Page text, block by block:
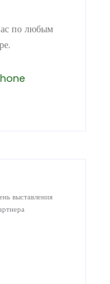
по любым
выставления